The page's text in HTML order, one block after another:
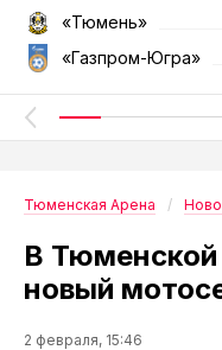
«Тюмень»
«Газпром-Югра»
Тюменская Арена
В Тюменской
новый
2 февраля, 15:46